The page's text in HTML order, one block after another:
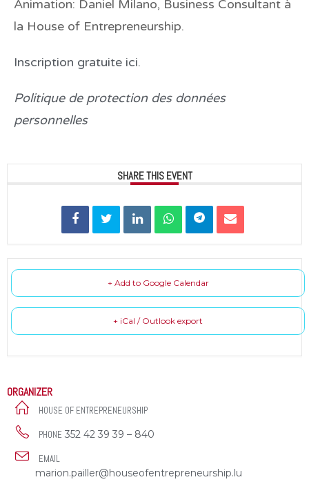
Animation: Daniel Milano, Business Consultant à
la House of Entrepreneurship.
Inscription gratuite ici.
Politique de protection des données
personnelles
SHARE THIS EVENT
+ Add to Google Calendar
+ iCal / Outlook export
ORGANIZER
HOUSE OF ENTREPRENEURSHIP
PHONE 352 42 39 39 – 840
EMAIL
marion.pailler@houseofentrepreneurship.lu